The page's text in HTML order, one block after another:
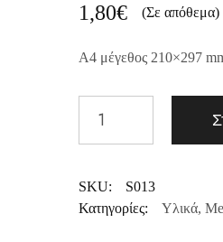
1,80€ (Σε απόθεμα)
A4 μέγεθος 210×297
SKU:
S013
Κατηγορίες:
Υλικά,